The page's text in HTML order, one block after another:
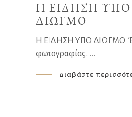
Η ΕΙΔΗΣΗ ΥΠΟ
ΔΙΩΓΜΟ
Η ΕΙΔΗΣΗ ΥΠΟ ΔΙΩΓΜΟ
φωτογραφίας.
Διαβάστε